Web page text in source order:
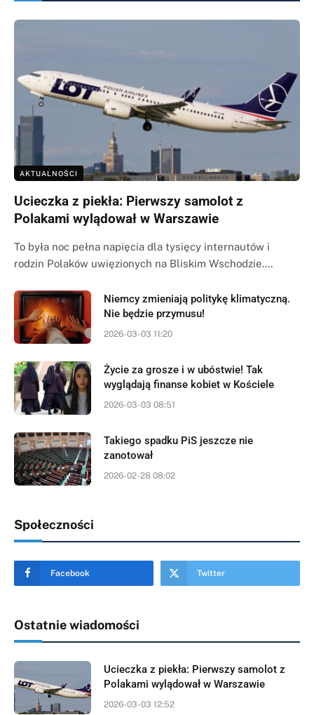
AKTUALNOŚCI
Ucieczka z piekła: Pierwszy samolot z
Polakami wylądował w Warszawie
To była noc pełna napięcia dla tysięcy internautów i
rodzin Polaków uwięzionych na Bliskim Wschodzie.…
Niemcy zmieniają politykę klimatyczną.
Nie będzie przymusu!
2026-03-03 11:20
Życie za grosze i w ubóstwie! Tak
wyglądają finanse kobiet w Kościele
2026-03-03 08:51
Takiego spadku PiS jeszcze nie
zanotował
2026-02-28 08:02
Społeczności
Facebook Twitter
Ostatnie wiadomości
Ucieczka z piekła: Pierwszy samolot z
Polakami wylądował w Warszawie
2026-03-03 12:52